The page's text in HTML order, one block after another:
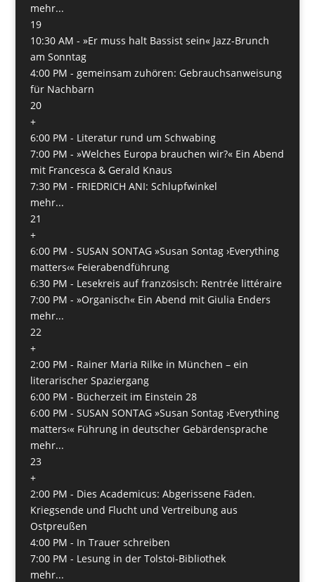
mehr...
19
10:30 AM - »Er muss halt Bassist sein« Jazz-Brunch
am Sonntag
4:00 PM - gemeinsam zuhören: Gebrauchsanweisung
für Nachbarn
20
+
6:00 PM - Literatur rund um Schwabing
7:00 PM - »Welches Europa brauchen wir?« Ein Abend
mit Francesca & Gerald Knaus
7:30 PM - FRIEDRICH ANI: Schlupfwinkel
mehr...
21
+
6:00 PM - SUSAN SONTAG »Susan Sontag ›Everything
matters‹« Feierabendführung
6:30 PM - Lesekreis auf französisch: Rentrée littéraire
7:00 PM - »Organisch« Ein Abend mit Giulia Enders
mehr...
22
+
2:00 PM - Rainer Maria Rilke in München – ein
literarischer Spaziergang
6:00 PM - Bücherzeit im Einstein 28
6:00 PM - SUSAN SONTAG »Susan Sontag ›Everything
matters‹« Führung in deutscher Gebärdensprache
mehr...
23
+
2:00 PM - Dies Academicus: Abgerissene Fäden.
Kriegsende und Flucht und Vertreibung aus
Ostpreußen
4:00 PM - In Trauer schreiben
7:00 PM - Lesung in der Tolstoi-Bibliothek
mehr...